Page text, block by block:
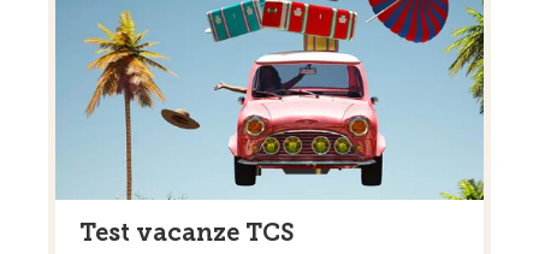
Test vacanze TCS